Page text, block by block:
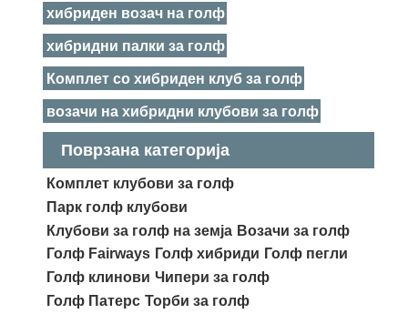
хибриден возач на голф
хибридни палки за голф
Комплет со хибриден клуб за голф
возачи на хибридни клубови за голф
Поврзана категорија
Комплет клубови за голф
Парк голф клубови
Клубови за голф на земја Возачи за голф
Голф Fairways Голф хибриди Голф пегли
Голф клинови Чипери за голф
Голф Патерс Торби за голф